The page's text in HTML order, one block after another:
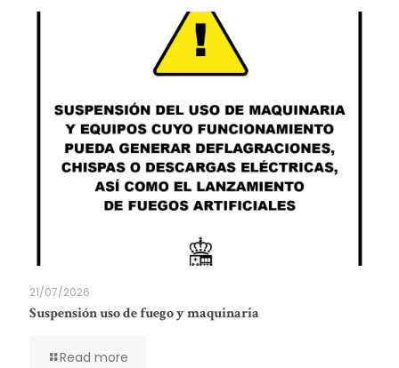
21/07/2026
Suspensión uso de fuego y maquinaria
Read more